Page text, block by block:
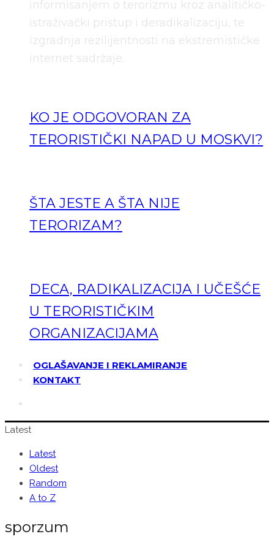
informisanjem o terorizmu kroz analitičko-
istraživački pristup i deradikalizaciju, te
izgradnja rezilijentnosti na ekstremističke
internet sadržaje.
KO JE ODGOVORAN ZA
TERORISTIČKI NAPAD U MOSKVI?
ŠTA JESTE A ŠTA NIJE
TERORIZAM?
DECA, RADIKALIZACIJA I UČEŠĆE
U TERORISTIČKIM
ORGANIZACIJAMA
OGLAŠAVANJE I REKLAMIRANJE
KONTAKT
Latest
Latest
Oldest
Random
A to Z
sporzum